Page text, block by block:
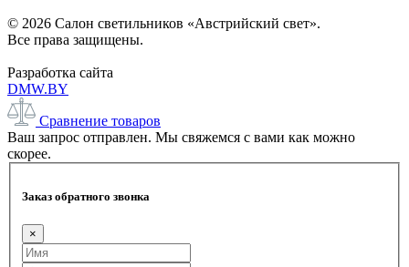
© 2026 Салон светильников «Австрийский свет».
Все права защищены.
Разработка сайта
DMW.BY
Сравнение товаров
Ваш запрос отправлен. Мы свяжемся с вами как можно
скорее.
Заказ обратного звонка
×